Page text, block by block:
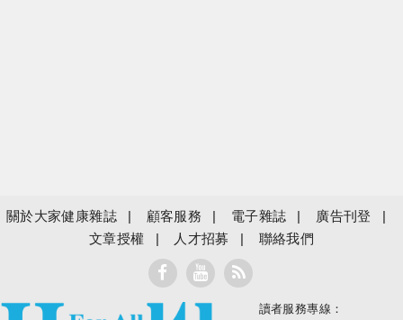
關於大家健康雜誌 顧客服務 電子雜誌
廣告刊登
文章授權
人才招募 聯絡我們
大家健康
讀者服務專線：